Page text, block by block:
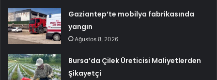
Gaziantep’te mobilya fabrikasında
yangın
Ağustos 8, 2026
Bursa’da Çilek Üreticisi Maliyetlerden
Şikayetçi